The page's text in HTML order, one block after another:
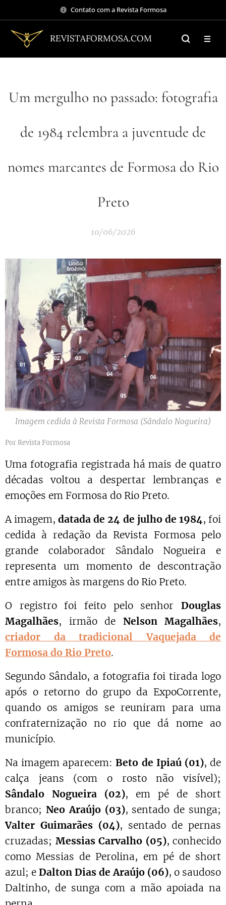
Contato com a Revista Formosa
REVISTAFORMOSA.COM
Um mergulho no passado: fotografia
de 1984 relembra a juventude de
nomes marcantes de Formosa do Rio
Preto
10/06/2026
Imagem cedida à Revista Formosa (Sândalo Nogueira)
Por Revista Formosa
Uma fotografia registrada há mais de quatro
décadas voltou a despertar lembranças e
emoções em Formosa do Rio Preto.
A imagem,datada de 24 de julho de 1984, foi
cedida à redação da Revista Formosa pelo
grande colaborador Sândalo Nogueira e
representa um momento de descontração
entre amigos às margens do Rio Preto.
O registro foi feito pelo senhor Douglas
Magalhães, irmão de Nelson Magalhães,
criador da tradicional Vaquejada de
Formosa do Rio Preto.
Segundo Sândalo, a fotografia foi tirada logo
após o retorno do grupo da ExpoCorrente,
quando os amigos se reuniram para uma
confraternização no rio que dá nome ao
município.
Na imagem aparecem:Beto de Ipiaú (01), de
calça jeans (com o rosto não visível);
Sândalo Nogueira (02), em pé de short
branco; Neo Araújo (03), sentado de sunga;
Valter Guimarães (04), sentado de pernas
cruzadas; Messias Carvalho (05), conhecido
como Messias de Perolina, em pé de short
azul; e Dalton Dias de Araújo (06), o saudoso
Daltinho, de sunga com a mão apoiada na